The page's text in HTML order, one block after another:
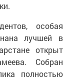
особая
лучшей в
открыт
Собран
полностью